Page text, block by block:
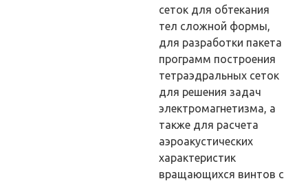
сеток для обтекания
тел сложной формы,
для разработки пакета
программ построения
тетраэдральных сеток
для решения задач
электромагнетизма, а
также для расчета
аэроакустических
характеристик
вращающихся винтов с